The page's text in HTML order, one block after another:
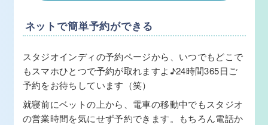
ネットで簡単予約ができる
スタジオインディの予約ページから、いつでもどこで
もスマホひとつで予約が取れますよ♪24時間365日ご
予約をお待ちしています（笑）
就寝前にベットの上から、電車の移動中でもスタジオ
の営業時間を気にせず予約できます。もちろん電話か